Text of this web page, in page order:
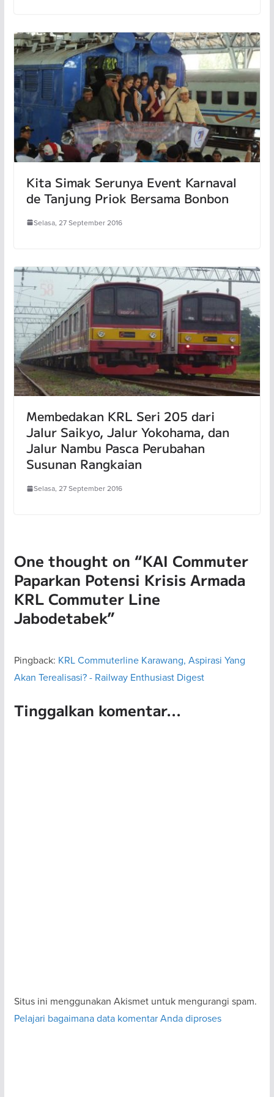
Kita Simak Serunya Event Karnaval
de Tanjung Priok Bersama Bonbon
Selasa, 27 September 2016
Membedakan KRL Seri 205 dari
Jalur Saikyo, Jalur Yokohama, dan
Jalur Nambu Pasca Perubahan
Susunan Rangkaian
Selasa, 27 September 2016
One thought on “KAI Commuter
Paparkan Potensi Krisis Armada
KRL Commuter Line
Jabodetabek”
Pingback: KRL Commuterline Karawang, Aspirasi Yang
Akan Terealisasi? - Railway Enthusiast Digest
Tinggalkan komentar...
Situs ini menggunakan Akismet untuk mengurangi spam.
Pelajari bagaimana data komentar Anda diproses